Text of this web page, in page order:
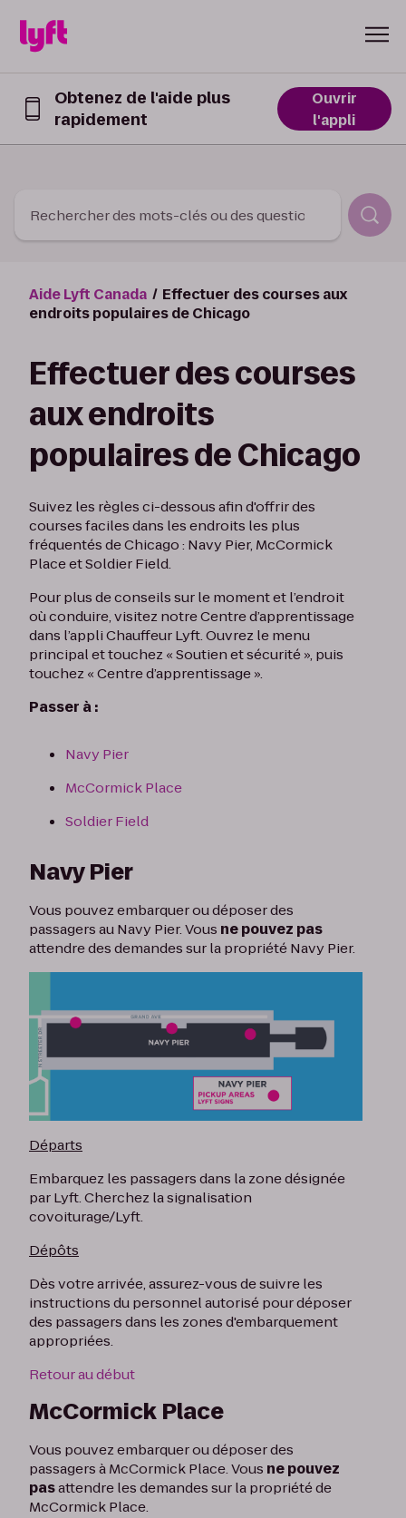
Obtenez de l'aide plus
rapidement
Obtenez
dans
Ouvrir
l'appli
Rechercher des mots-clés ou des questions
Aide Lyft Canada
Effectuer des courses aux
endroits populaires de Chicago
Effectuer des courses
aux endroits
populaires de Chicago
Suivez les règles ci-dessous afin d'offrir des
courses faciles dans les endroits les plus
fréquentés de Chicago : Navy Pier, McCormick
Place et Soldier Field.
Pour plus de conseils sur le moment et l’endroit
où conduire, visitez notre Centre d’apprentissage
dans l’appli Chauffeur Lyft. Ouvrez le menu
principal et touchez « Soutien et sécurité », puis
touchez « Centre d’apprentissage ».
Passer à :
Navy Pier
McCormick Place
Soldier Field
Navy Pier
Vous pouvez embarquer ou déposer des
passagers au Navy Pier. Vous ne pouvez pas
attendre des demandes sur la propriété Navy Pier.
Départs
Embarquez les passagers dans la zone désignée
par Lyft. Cherchez la signalisation
covoiturage/Lyft.
Dépôts
Dès votre arrivée, assurez-vous de suivre les
instructions du personnel autorisé pour déposer
des passagers dans les zones d'embarquement
appropriées.
Retour au début
McCormick Place
Vous pouvez embarquer ou déposer des
passagers à McCormick Place. Vous ne pouvez
pasattendre les demandes sur la propriété de
McCormick Place.